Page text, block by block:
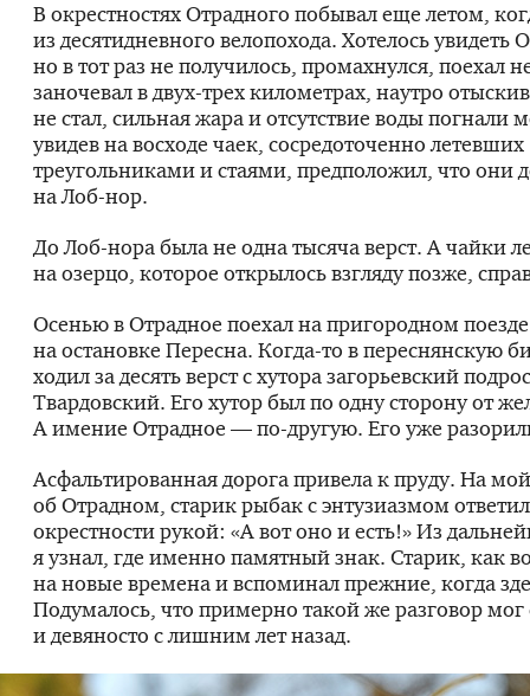
В окрестностях Отрадного побывал еще летом,
из десятидневного велопохода. Хотелось увидеть
но в тот раз не получилось, промахнулся, поехал
заночевал в двух-трехкилометрах, наутро
не стал, сильная жара и отсутствие воды погнали
увидев на восходе чаек, сосредоточенно летевших
треугольниками и стаями, предположил, что они
наЛоб-нор.
ДоЛоб-нора была не одна тысяча верст. А чайки
на озерцо, которое открылось взгляду позже,
Осенью в Отрадное поехал на пригородном
на остановке Пересна. Когда-то в переснянскую
ходил за десять верст с хутора загорьевский
Твардовский. Его хутор был по одну сторону от
А имение Отрадное —по-другую. Его уже
Асфальтированная дорога привела к пруду. На
об Отрадном, старик рыбак с энтузиазмом
окрестности рукой: «А вот оно и есть!» Из
я узнал, где именно памятный знак. Старик, как
на новые времена и вспоминал прежние, когда
Подумалось, что примерно такой же разговор мог
и девяносто с лишним лет назад.